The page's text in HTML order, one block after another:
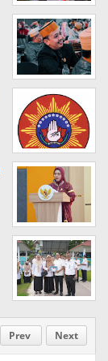
Prev Next